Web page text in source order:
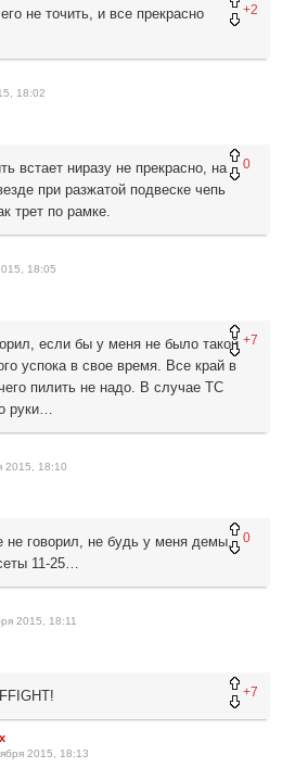
+2
не точить, и все прекрасно
18:02
0
встает ниразу не прекрасно, на
при разжатой подвеске чепь
трет по рамке.
18:05
+7
если бы у меня не было такой
успока в свое время. Все край в
пилить не надо. В случае ТС
руки…
2015, 18:10
0
не говорил, не будь у меня демы,
11-25…
2015, 18:11
+7
2015, 18:13